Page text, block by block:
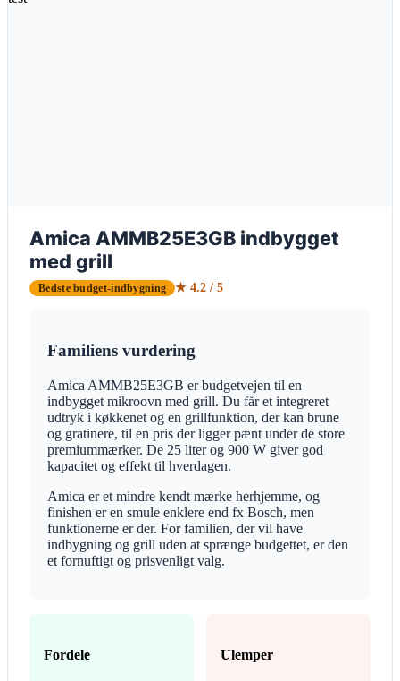
Amica AMMB25E3GB indbygget
med grill
Bedste budget-indbygning ★ 4.2 / 5
Familiens vurdering
Amica AMMB25E3GB er budgetvejen til en
indbygget mikroovn med grill. Du får et integreret
udtryk i køkkenet og en grillfunktion, der kan brune
og gratinere, til en pris der ligger pænt under de store
premiummærker. De 25 liter og 900 W giver god
kapacitet og effekt til hverdagen.
Amica er et mindre kendt mærke herhjemme, og
finishen er en smule enklere end fx Bosch, men
funktionerne er der. For familien, der vil have
indbygning og grill uden at sprænge budgettet, er den
et fornuftigt og prisvenligt valg.
Fordele Ulemper